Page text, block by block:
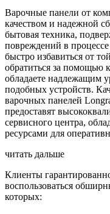
Варочные панели от
качеством и надежной
бытовая техника,
повреждений в
быстро избавиться от
обратиться за помощью
обладаете надлежащим
подобных устройств.
варочных панелей
предоставят
сервисного центра,
ресурсами для
читать дальше
Клиенты
воспользоваться
которых: